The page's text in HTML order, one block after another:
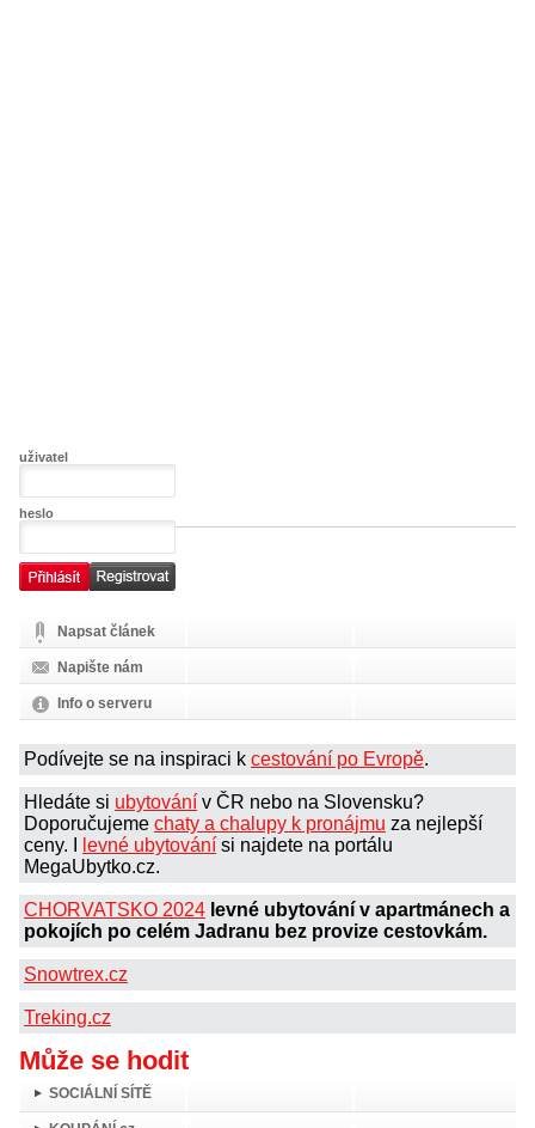
uživatel
heslo
Napsat článek
Napište nám
Info o serveru
Podívejte se na inspiraci k cestování po Evropě.
Hledáte si ubytování v ČR nebo na Slovensku?
Doporučujeme chaty a chalupy k pronájmu za nejlepší
ceny. I
levné ubytování si najdete na portálu
MegaUbytko.cz.
CHORVATSKO 2024 levné ubytování v apartmánech a
pokojích po celém Jadranu bez provize cestovkám.
Snowtrex.cz
Treking.cz
Může se hodit
SOCIÁLNÍ SÍTĚ